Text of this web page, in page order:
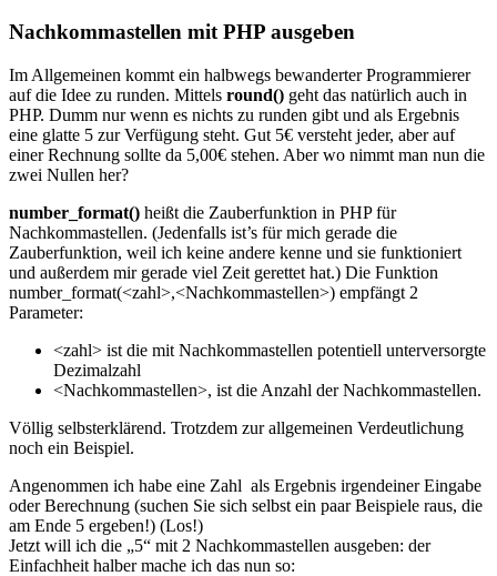
Nachkommastellen mit PHP ausgeben
Im Allgemeinen kommt ein halbwegs bewanderter Programmierer
auf die Idee zu runden. Mittels round() geht das natürlich auch in
PHP. Dumm nur wenn es nichts zu runden gibt und als Ergebnis
eine glatte 5 zur Verfügung steht. Gut 5€ versteht jeder, aber auf
einer Rechnung sollte da 5,00€ stehen. Aber wo nimmt man nun die
zwei Nullen her?
number_format() heißt die Zauberfunktion in PHP für
Nachkommastellen. (Jedenfalls ist’s für mich gerade die
Zauberfunktion, weil ich keine andere kenne und sie funktioniert
und außerdem mir gerade viel Zeit gerettet hat.) Die Funktion
number_format(<zahl>,<Nachkommastellen>) empfängt 2
Parameter:
<zahl> ist die mit Nachkommastellen potentiell unterversorgte
Dezimalzahl
<Nachkommastellen>, ist die Anzahl der Nachkommastellen.
Völlig selbsterklärend. Trotzdem zur allgemeinen Verdeutlichung
noch ein Beispiel.
Angenommen ich habe eine Zahl als Ergebnis irgendeiner Eingabe
oder Berechnung (suchen Sie sich selbst ein paar Beispiele raus, die
am Ende 5 ergeben!) (Los!)
Jetzt will ich die „5“ mit 2 Nachkommastellen ausgeben: der
Einfachheit halber mache ich das nun so: